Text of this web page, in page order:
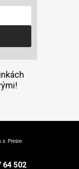
Prešov
64 502